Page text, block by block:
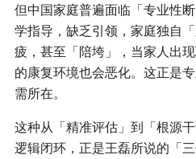
但中国家庭普遍面临「专业性
学指导，缺乏引领，家庭独自
疲，甚至「陪垮」，当家人出
的康复环境也会恶化。这正是
需所在。
这种从「精准评估」到「根源
逻辑闭环，正是王磊所说的「